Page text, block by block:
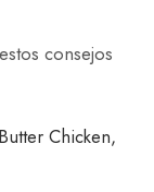
consejos
Chicken,